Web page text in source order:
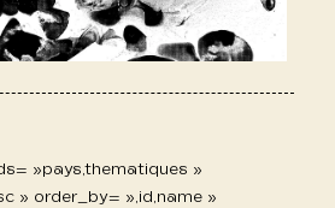
»pays,thematiques »
» order_by= »,id,name »